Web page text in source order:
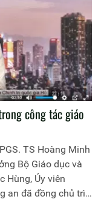
công tác giáo
TS Hoàng Minh
Bộ Giáo dục và
Hùng, Ủy viên
an đã đồng chủ trì